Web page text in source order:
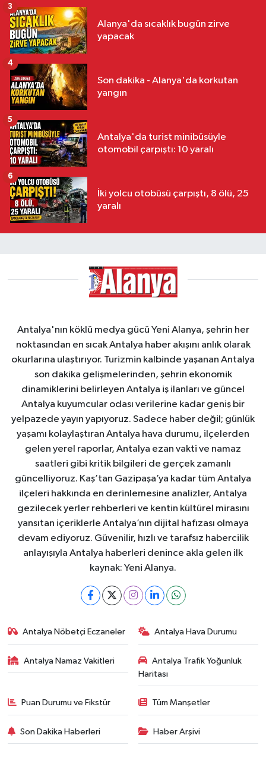
Alanya'da sıcaklık bugün zirve
yapacak
3
Son dakika - Alanya'da korkutan
yangın
4
Antalya'da turist minibüsüyle
otomobil çarpıştı: 10 yaralı
5
İki yolcu otobüsü çarpıştı, 8 ölü, 25
yaralı
6
Antalya'nın köklü medya gücü Yeni Alanya, şehrin her
noktasından en sıcak Antalya haber akışını anlık olarak
okurlarına ulaştırıyor. Turizmin kalbinde yaşanan Antalya
son dakika gelişmelerinden, şehrin ekonomik
dinamiklerini belirleyen Antalya iş ilanları ve güncel
Antalya kuyumcular odası verilerine kadar geniş bir
yelpazede yayın yapıyoruz. Sadece haber değil; günlük
yaşamı kolaylaştıran Antalya hava durumu, ilçelerden
gelen yerel raporlar, Antalya ezan vakti ve namaz
saatleri gibi kritik bilgileri de gerçek zamanlı
güncelliyoruz. Kaş’tan Gazipaşa’ya kadar tüm Antalya
ilçeleri hakkında en derinlemesine analizler, Antalya
gezilecek yerler rehberleri ve kentin kültürel mirasını
yansıtan içeriklerle Antalya’nın dijital hafızası olmaya
devam ediyoruz. Güvenilir, hızlı ve tarafsız habercilik
anlayışıyla Antalya haberleri denince akla gelen ilk
kaynak: Yeni Alanya.
Antalya Nöbetçi Eczaneler Antalya Hava Durumu
Antalya Namaz Vakitleri
Antalya Trafik Yoğunluk
Haritası
Puan Durumu ve Fikstür Tüm Manşetler
Son Dakika Haberleri Haber Arşivi